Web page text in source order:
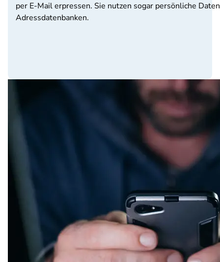
per E-Mail erpressen. Sie nutzen sogar persönliche
Adressdatenbanken.